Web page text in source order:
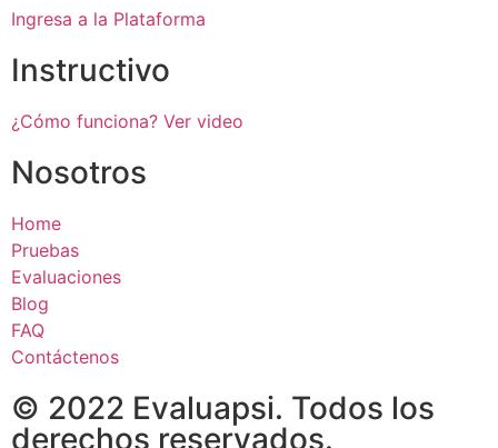
Ingresa a la Plataforma
Instructivo
¿Cómo funciona? Ver video
Nosotros
Home
Pruebas
Evaluaciones
Blog
FAQ
Contáctenos
© 2022 Evaluapsi. Todos los
derechos reservados.